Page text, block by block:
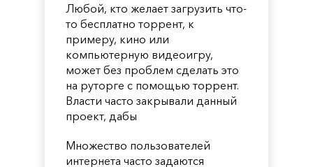
Любой, кто желает загрузить что-
то бесплатно торрент, к
примеру, кино или
компьютерную видеоигру,
может без проблем сделать это
на руторге с помощью торрент.
Власти часто закрывали данный
проект, дабы
Множество пользователей
интернета часто задаются